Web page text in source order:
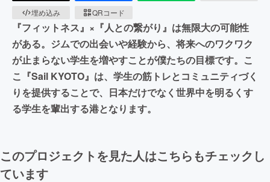
埋め込み
QRコード
『フィットネス』×『人との繋がり』は無限大の可能性
がある。ジムでの出会いや経験から、将来へのワクワク
が止まらない学生を増やすことが僕たちの目標です。こ
こ『Sail KYOTO』は、学生の筋トレとコミュニティづく
りを提供することで、日本だけでなく世界中を明るくす
る学生を輩出する港となります。
このプロジェクトを見た人はこちらもチェックし
ています